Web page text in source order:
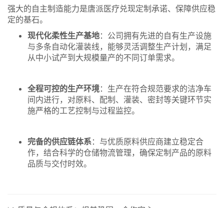
强大的自主制造能力是唐派医疗兑现定制承诺、保障供应稳
定的基石。
现代化柔性生产基地：公司拥有先进的自有生产设施
与多条自动化灌装线，能够灵活调整生产计划，满足
从中小试产到大规模量产的不同订单需求。
全程可控的生产环境：生产在符合规范要求的洁净车
间内进行，对原料、配制、灌装、密封等关键环节实
施严格的工艺控制与过程监控。
完备的供应链体系：与优质原料供应商建立稳定合
作，结合科学的仓储物流管理，确保定制产品的原料
品质与交付时效。